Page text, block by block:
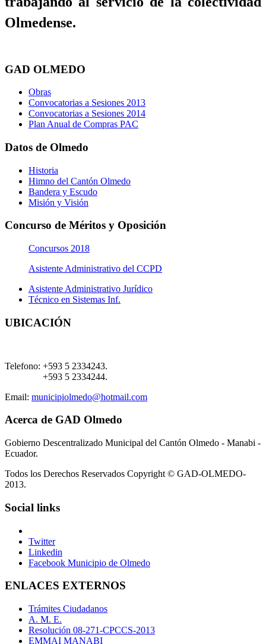
Olmedense.
GAD OLMEDO
Obras
Convocatorias a Sesiones 2013
Convocatorias a Sesiones 2014
Plan Anual de Compras PAC
Datos de Olmedo
Historia
Himno del Cantón Olmedo
Bandera y Escudo
Misión y Visión
Concurso de Méritos y Oposición
Concursos 2018
Asistente Administrativo del CCPD
Asistente Administrativo Jurídico
Técnico en Sistemas Inf.
UBICACIÓN
Telefono: +593 5 2334243.
+593 5 2334244.
Email: municipiolmedo@hotmail.com
Acerca de GAD Olmedo
Gobierno Descentralizado Municipal del Cantón Olmedo - Manabi -
Ecuador.
Todos los Derechos Reservados Copyright © GAD-OLMEDO-
2013.
Social links
Twitter
Linkedin
Facebook Municipio de Olmedo
ENLACES EXTERNOS
Trámites Ciudadanos
A. M. E.
Resolución 08-271-CPCCS-2013
EMMAI MANABI